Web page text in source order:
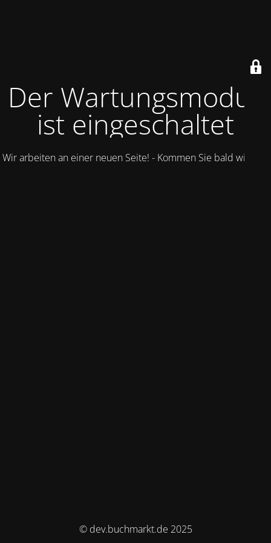
Der Wartungsmodus
ist eingeschaltet
Wir arbeiten an einer neuen Seite! - Kommen Sie bald wieder.
© dev.buchmarkt.de 2025